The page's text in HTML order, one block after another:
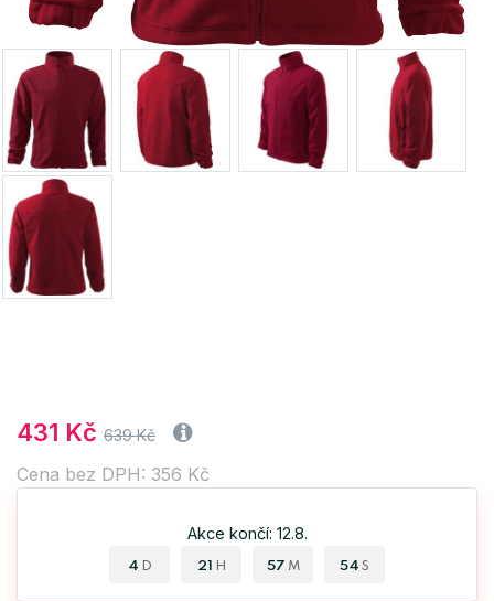
431 Kč 639 Kč
Cena bez DPH: 356 Kč
Akce končí: 12.8.
4 D 21 H 57 M 53 S